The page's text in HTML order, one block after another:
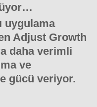
uygulama
Adjust Growth
daha verimli
ve
gücü veriyor.